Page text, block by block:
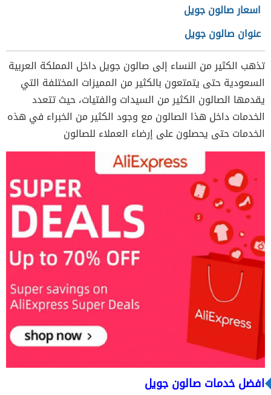
اسعار صالون جويل
عنوان صالون جويل
تذهب الكثير من النساء إلى صالون جويل داخل المملكة العربية
السعودية حتى يتمتعون بالكثير من المميزات المختلفة التي
يقدمها الصالون الكثير من السيدات والفتيات، حيث تتعدد
الخدمات داخل هذا الصالون مع وجود الكثير من الخبراء في هذه
الخدمات حتى يحصلون على إرضاء العملاء للصالون
افضل خدمات صالون جويل